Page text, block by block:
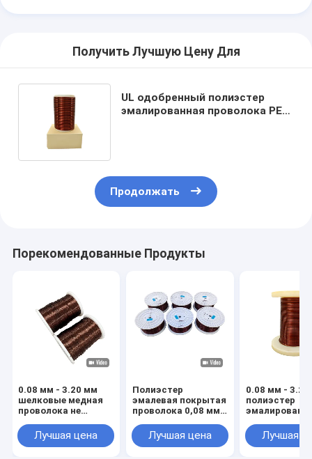
Получить Лучшую Цену Для
UL одобренный полиэстер
эмалированная проволока PEW
Продолжать
Порекомендованные Продукты
0.08 мм - 3.20 мм
шелковые медная
проволока не
тепловая класс 155
PEW одиночная
Лучшая цена
Полиэстер
эмалевая покрытая
проволока 0,08 мм -
свариваемая
тепловая класс 155
Лучшая цена
0.08 мм -
полиэстер
PEW U2 не
свариваемая
Лучшая